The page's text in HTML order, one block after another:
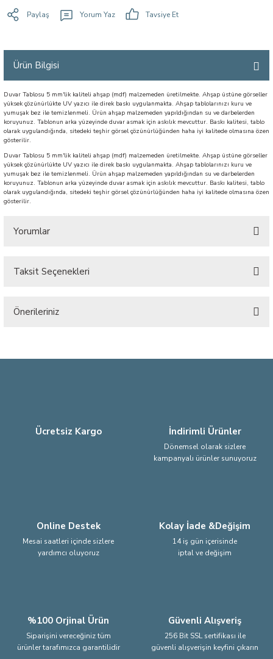
Paylaş Yorum Yaz Tavsiye Et
Ürün Bilgisi
Duvar Tablosu 5 mm'lik kaliteli ahşap (mdf) malzemeden üretilmekte. Ahşap üstüne görseller
yüksek çözünürlükte UV yazıcı ile direk baskı uygulanmakta. Ahşap tablolarınızı kuru ve
yumuşak bez ile temizlenmeli. Ürün ahşap malzemeden yapıldığından su ve darbelerden
koruyunuz. Tablonun arka yüzeyinde duvar asmak için askılık mevcuttur. Baskı kalitesi, tablo
olarak uygulandığında, sitedeki teşhir görsel çözünürlüğünden haha iyi kalitede olmasına özen
gösterilir.
Duvar Tablosu 5 mm'lik kaliteli ahşap (mdf) malzemeden üretilmekte. Ahşap üstüne görseller
yüksek çözünürlükte UV yazıcı ile direk baskı uygulanmakta. Ahşap tablolarınızı kuru ve
yumuşak bez ile temizlenmeli. Ürün ahşap malzemeden yapıldığından su ve darbelerden
koruyunuz. Tablonun arka yüzeyinde duvar asmak için askılık mevcuttur. Baskı kalitesi, tablo
olarak uygulandığında, sitedeki teşhir görsel çözünürlüğünden haha iyi kalitede olmasına özen
gösterilir.
Yorumlar
Taksit Seçenekleri
Önerileriniz
Ürün açıklamasında eksik bilgiler bulunuyor.
Ücretsiz Kargo İndirimli Ürünler
Dönemsel olarak sizlere
kampanyalı ürünler sunuyoruz
Online Destek
Mesai saatleri içinde sizlere
yardımcı oluyoruz
Kolay İade &Değişim
14 iş gün içerisinde
iptal ve değişim
%100 Orjinal Ürün
Siparişini vereceğiniz tüm
ürünler tarafımızca garantilidir
Güvenli Alışveriş
256 Bit SSL sertifikası ile
güvenli alışverişin keyfini çıkarın